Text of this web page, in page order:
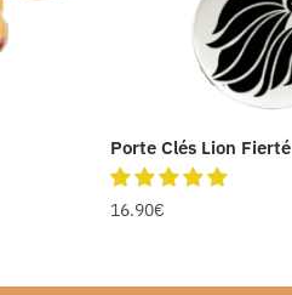
Porte Clés Lion Fierté
16.90€